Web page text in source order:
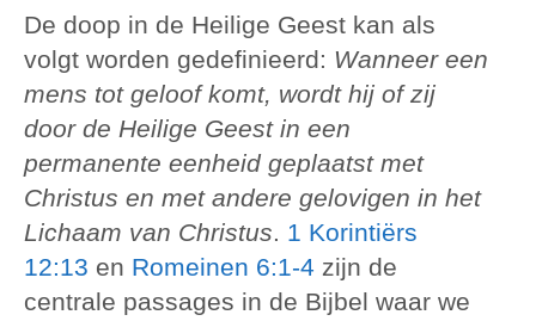
De doop in de Heilige Geest kan als
volgt worden gedefinieerd: Wanneer een
mens tot geloof komt, wordt hij of zij
door de Heilige Geest in een
permanente eenheid geplaatst met
Christus en met andere gelovigen in het
Lichaam van Christus. 1 Korintiërs
12:13 en Romeinen 6:1-4 zijn de
centrale passages in de Bijbel waar we